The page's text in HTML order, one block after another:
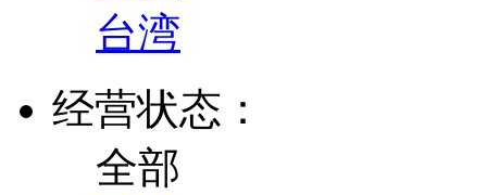
台湾
经营状态：
全部